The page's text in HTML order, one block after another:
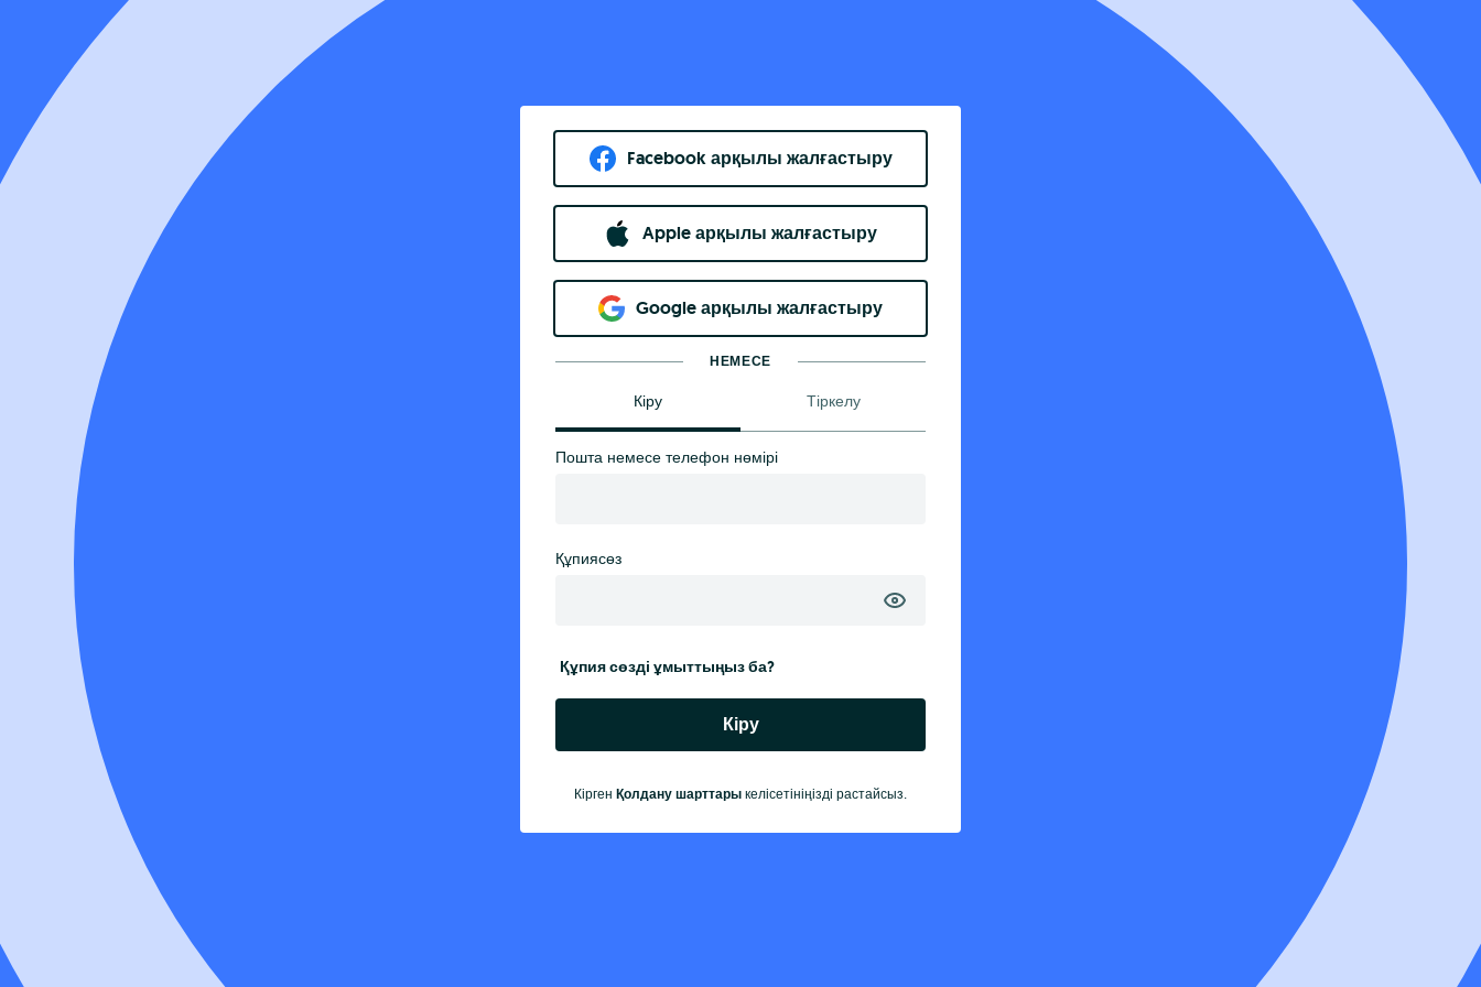
Facebook арқылы жалғастыру
Apple арқылы жалғастыру
Google арқылы жалғастыру
НЕМЕСЕ
Кіру Тіркелу
Пошта немесе телефон нөмірі
Құпиясөз
Құпия сөзді ұмыттыңыз ба?
Кіру
Кірген Қолдану шарттары келісетініңізді растайсыз.